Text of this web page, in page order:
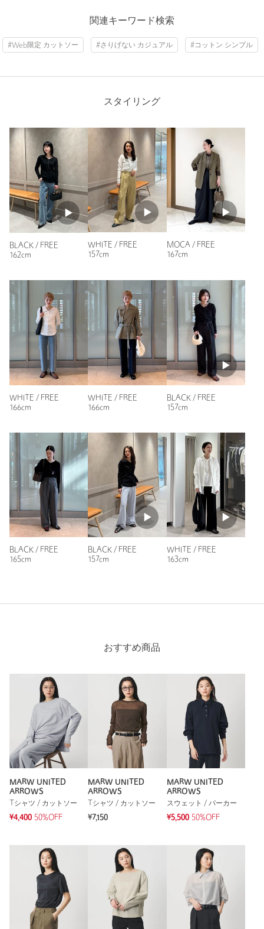
購入サイズ：FREE
｜
購入カラー：BLACK
手で、今時期に丁度良いです。
年代：
163cm
普段の着用サイズ：
3人が参考になったと回答
参考になった
ニックネーム： みーちゃん
投稿日： 2026年3月16日
購入サイズ：FREE
｜
購入カラー：WHITE
購入商品のサイズ感：
ちょうどよい
体にフィットするけどフィットし過ぎずちょうどいい。
体のラインを拾い過ぎずにキレイに魅せてくれる、こういう感
じの服、大好きです。
性別：
167cm
普段の着用サイズ：
3人が参考になったと回答
参考になった
首元の開きがモデルさんの着画では深く見えて、買うか迷いま
結果、私の大丈夫な範囲の深さでした（深すぎるのダメなタイ
プです）。買ってよかった！
袖のたまる感じも好きすぎてたまらん♡
性別：
女性
年代：30代後半
身長：167cm
普段の着用サイズ：
3人が参考になったと回答
参考になった
※レビューは、個人の主観による感想・体感によるもので、商品の効果や性
能を保証するものではありません。
もっと見る
関連キーワード検索
#Web限定 カットソー #さりげない カジュアル #コットン シンプル
スタイリング
BLACK / FREE
162cm
WHITE / FREE
157cm
MOCA / FREE
167cm
WHITE / FREE
166cm
WHITE / FREE
166cm
BLACK / FREE
157cm
BLACK / FREE
165cm
BLACK / FREE
157cm
WHITE / FREE
163cm
おすすめ商品
MARW UNITED
ARROWS
Tシャツ / カットソー
¥4,400 50%OFF
MARW UNITED
ARROWS
Tシャツ / カットソー
¥7,150
MARW UNITED
ARROWS
スウェット / パーカー
¥5,500 50%OFF